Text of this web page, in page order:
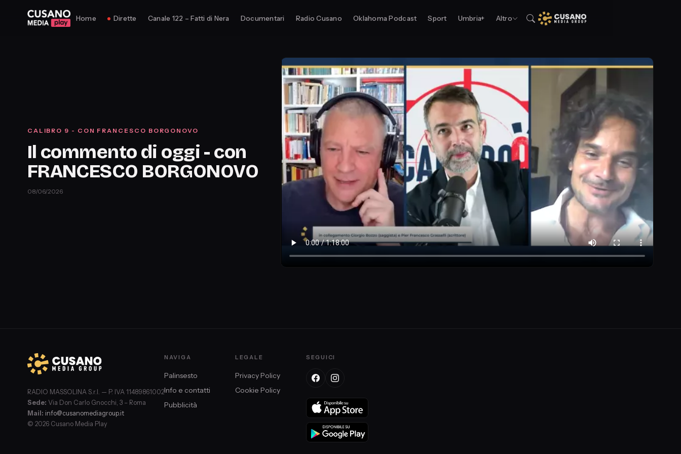
Home Dirette Canale 122 – Fatti di Nera Documentari Radio Cusano Oklahoma Podcast Sport Umbria+ Altro
CALIBRO 9 - CON FRANCESCO BORGONOVO
Il commento di oggi - con
FRANCESCO BORGONOVO
08/06/2026
RADIO MASSOLINA S.r.l. — P. IVA 11489861002
Sede: Via Don Carlo Gnocchi, 3 – Roma
Mail: info@cusanomediagroup.it
© 2026 Cusano Media Play
NAVIGA
Palinsesto
Info e contatti
Pubblicità
LEGALE
Privacy Policy
Cookie Policy
SEGUICI